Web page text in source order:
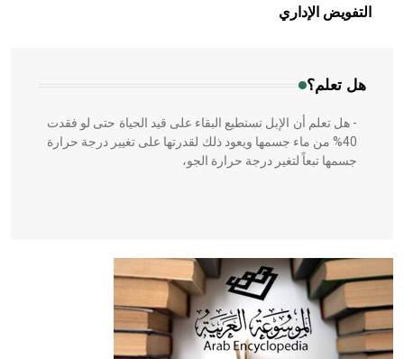
التفويض الإداري
هل تعلم؟
بالعمارة الإسلامية في بلاد الشام ومصر خاصة، حيث يحرص
المعمار على بناء مداميكه وخاصة في الواجهات
- هل تعلم أن الإبل تستطيع البقاء على قيد الحياة حتى لو فقدت
40% من ماء جسمها ويعود ذلك لقدرتها على تغيير درجة حرارة
جسمها تبعاً لتغير درجة حرارة الجو،
- هل تعلم أن أبقراط كتب في الطب أربعة مؤلفات هي:
الحكم، الأدلة، تنظيم التغذية، ورسالته في جروح الرأس. ويعود
له الفضل بأنه حرر الطب من الدين والفلسفة.